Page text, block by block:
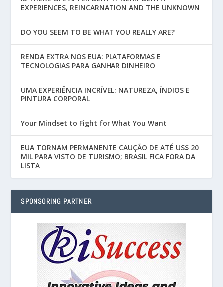
EXPERIENCES, REINCARNATION AND THE UNKNOWN
DO YOU SEEM TO BE WHAT YOU REALLY ARE?
RENDA EXTRA NOS EUA: PLATAFORMAS E
TECNOLOGIAS PARA GANHAR DINHEIRO
UMA EXPERIÊNCIA INCRÍVEL: NATUREZA, ÍNDIOS E
PINTURA CORPORAL
Your Mindset to Fight for What You Want
EUA TORNAM PERMANENTE CAUÇÃO DE ATÉ US$ 20
MIL PARA VISTO DE TURISMO; BRASIL FICA FORA DA
LISTA
SPONSORING PARTNER